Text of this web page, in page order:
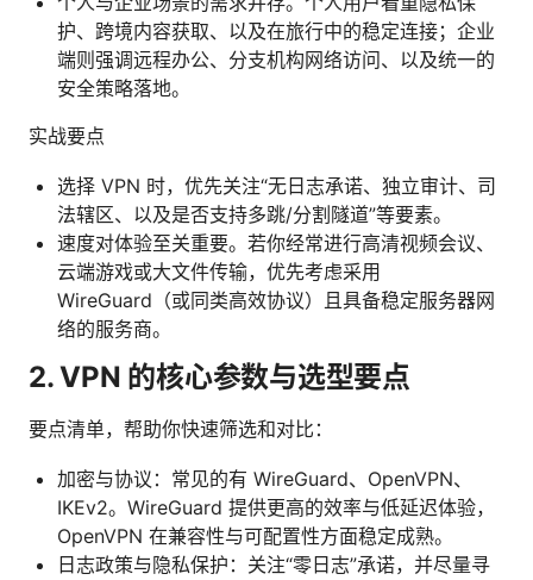
护、跨境内容获取、以及在旅行中的稳定连接；企业
端则强调远程办公、分支机构网络访问、以及统一的
安全策略落地。
实战要点
选择 VPN 时，优先关注“无日志承诺、独立审计、司
法辖区、以及是否支持多跳/分割隧道”等要素。
速度对体验至关重要。若你经常进行高清视频会议、
云端游戏或大文件传输，优先考虑采用
WireGuard（或同类高效协议）且具备稳定服务器网
络的服务商。
2. VPN 的核心参数与选型要点
要点清单，帮助你快速筛选和对比：
加密与协议：常见的有 WireGuard、OpenVPN、
IKEv2。WireGuard 提供更高的效率与低延迟体验，
OpenVPN 在兼容性与可配置性方面稳定成熟。
日志政策与隐私保护：关注“零日志”承诺，并尽量寻